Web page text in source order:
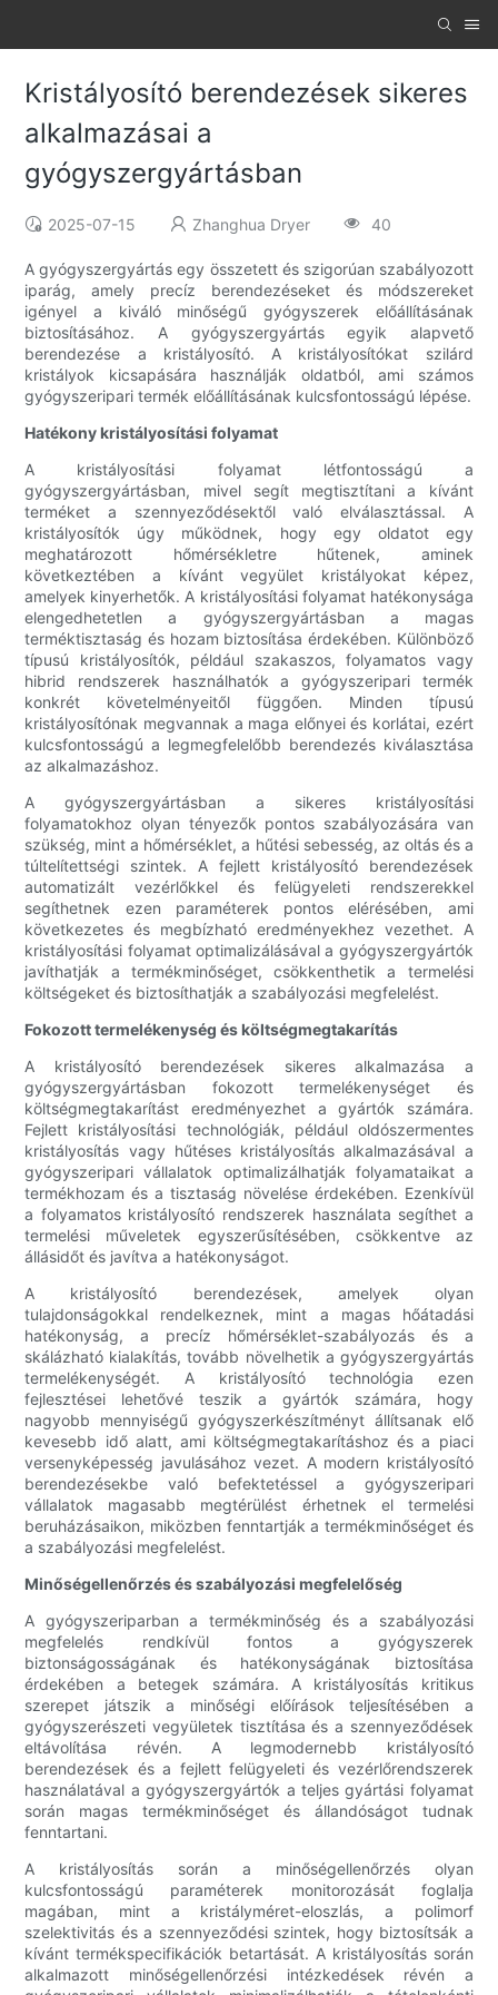
Kristályosító berendezések sikeres
alkalmazásai a
gyógyszergyártásban
2025-07-15 Zhanghua Dryer 40
A gyógyszergyártás egy összetett és szigorúan szabályozott
iparág, amely precíz berendezéseket és módszereket
igényel a kiváló minőségű gyógyszerek előállításának
biztosításához. A gyógyszergyártás egyik alapvető
berendezése a kristályosító. A kristályosítókat szilárd
kristályok kicsapására használják oldatból, ami számos
gyógyszeripari termék előállításának kulcsfontosságú lépése.
Hatékony kristályosítási folyamat
A kristályosítási folyamat létfontosságú a
gyógyszergyártásban, mivel segít megtisztítani a kívánt
terméket a szennyeződésektől való elválasztással. A
kristályosítók úgy működnek, hogy egy oldatot egy
meghatározott hőmérsékletre hűtenek, aminek
következtében a kívánt vegyület kristályokat képez,
amelyek kinyerhetők. A kristályosítási folyamat hatékonysága
elengedhetetlen a gyógyszergyártásban a magas
terméktisztaság és hozam biztosítása érdekében. Különböző
típusú kristályosítók, például szakaszos, folyamatos vagy
hibrid rendszerek használhatók a gyógyszeripari termék
konkrét követelményeitől függően. Minden típusú
kristályosítónak megvannak a maga előnyei és korlátai, ezért
kulcsfontosságú a legmegfelelőbb berendezés kiválasztása
az alkalmazáshoz.
A gyógyszergyártásban a sikeres kristályosítási
folyamatokhoz olyan tényezők pontos szabályozására van
szükség, mint a hőmérséklet, a hűtési sebesség, az oltás és a
túltelítettségi szintek. A fejlett kristályosító berendezések
automatizált vezérlőkkel és felügyeleti rendszerekkel
segíthetnek ezen paraméterek pontos elérésében, ami
következetes és megbízható eredményekhez vezethet. A
kristályosítási folyamat optimalizálásával a gyógyszergyártók
javíthatják a termékminőséget, csökkenthetik a termelési
költségeket és biztosíthatják a szabályozási megfelelést.
Fokozott termelékenység és költségmegtakarítás
A kristályosító berendezések sikeres alkalmazása a
gyógyszergyártásban fokozott termelékenységet és
költségmegtakarítást eredményezhet a gyártók számára.
Fejlett kristályosítási technológiák, például oldószermentes
kristályosítás vagy hűtéses kristályosítás alkalmazásával a
gyógyszeripari vállalatok optimalizálhatják folyamataikat a
termékhozam és a tisztaság növelése érdekében. Ezenkívül
a folyamatos kristályosító rendszerek használata segíthet a
termelési műveletek egyszerűsítésében, csökkentve az
állásidőt és javítva a hatékonyságot.
A kristályosító berendezések, amelyek olyan
tulajdonságokkal rendelkeznek, mint a magas hőátadási
hatékonyság, a precíz hőmérséklet-szabályozás és a
skálázható kialakítás, tovább növelhetik a gyógyszergyártás
termelékenységét. A kristályosító technológia ezen
fejlesztései lehetővé teszik a gyártók számára, hogy
nagyobb mennyiségű gyógyszerkészítményt állítsanak elő
kevesebb idő alatt, ami költségmegtakarításhoz és a piaci
versenyképesség javulásához vezet. A modern kristályosító
berendezésekbe való befektetéssel a gyógyszeripari
vállalatok magasabb megtérülést érhetnek el termelési
beruházásaikon, miközben fenntartják a termékminőséget és
a szabályozási megfelelést.
Minőségellenőrzés és szabályozási megfelelőség
A gyógyszeriparban a termékminőség és a szabályozási
megfelelés rendkívül fontos a gyógyszerek
biztonságosságának és hatékonyságának biztosítása
érdekében a betegek számára. A kristályosítás kritikus
szerepet játszik a minőségi előírások teljesítésében a
gyógyszerészeti vegyületek tisztítása és a szennyeződések
eltávolítása révén. A legmodernebb kristályosító
berendezések és a fejlett felügyeleti és vezérlőrendszerek
használatával a gyógyszergyártók a teljes gyártási folyamat
során magas termékminőséget és állandóságot tudnak
fenntartani.
A kristályosítás során a minőségellenőrzés olyan
kulcsfontosságú paraméterek monitorozását foglalja
magában, mint a kristályméret-eloszlás, a polimorf
szelektivitás és a szennyeződési szintek, hogy biztosítsák a
kívánt termékspecifikációk betartását. A kristályosítás során
alkalmazott minőségellenőrzési intézkedések révén a